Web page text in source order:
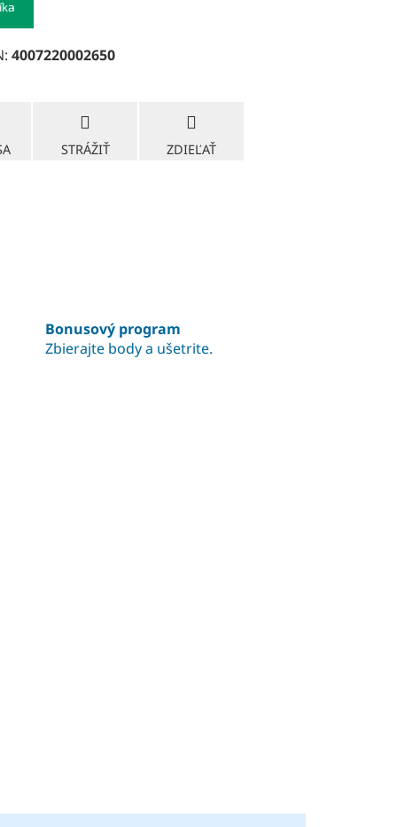
4007220002650
STRÁŽIŤ ZDIEĽAŤ
Bonusový program
Zbierajte body a ušetrite.